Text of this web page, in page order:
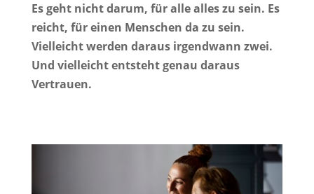
Es geht nicht darum, für alle alles zu sein. Es
reicht, für einen Menschen da zu sein.
Vielleicht werden daraus irgendwann zwei.
Und vielleicht entsteht genau daraus
Vertrauen.